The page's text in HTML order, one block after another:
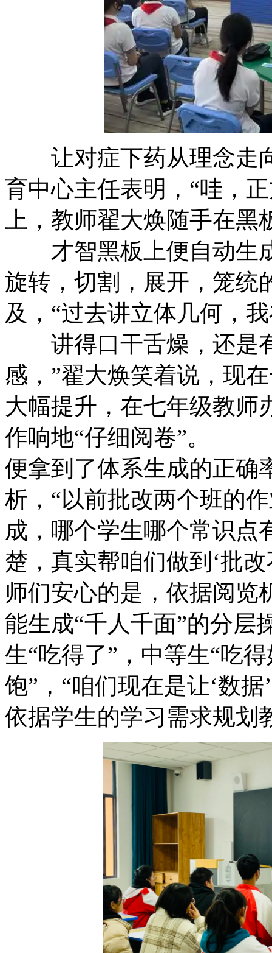
让对症下药从理念走
育中心主任表明，“哇，
上，教师翟大焕随手
才智黑板上便自动生
旋转，切割，展开，笼统
及，“过去讲立体几何
讲得口干舌燥，还是
感，”翟大焕笑着说，现
大幅提升，在七年级教师
作响地“仔细阅卷”。
便拿到了体系生成的正确
析，“以前批改两个班的
成，哪个学生哪个常
楚，真实帮咱们做到‘批
师们安心的是，依据阅览
能生成“千人千面”的
生“吃得了”，中等生“吃
饱”，“咱们现在是让‘数
依据学生的学习需求规划